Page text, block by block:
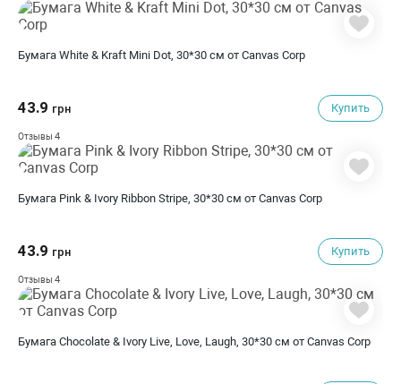
Бумага White & Kraft Mini Dot, 30*30 см от Canvas Corp
43.9 грн Купить
Отзывы 4
Бумага Pink & Ivory Ribbon Stripe, 30*30 см от Canvas Corp
43.9 грн Купить
Отзывы 4
Бумага Chocolate & Ivory Live, Love, Laugh, 30*30 см от Canvas Corp